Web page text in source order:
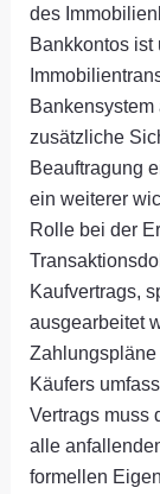
des
Bankkontos
zusätzliche
Beauftragung
ein weiterer
Rolle bei der
Kaufvertrags,
ausgearbeitet
Käufers
Vertrags muss
alle
formellen